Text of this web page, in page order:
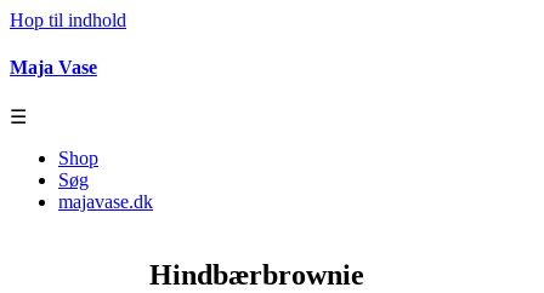
Hop til indhold
Maja Vase
☰
Shop
Søg
majavase.dk
Hindbærbrownie